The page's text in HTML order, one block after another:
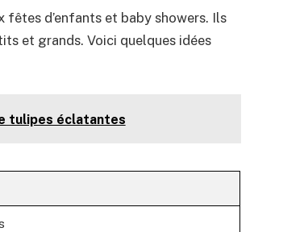
d’enfants et baby showers. Ils
et grands. Voici quelques idées
tulipes éclatantes